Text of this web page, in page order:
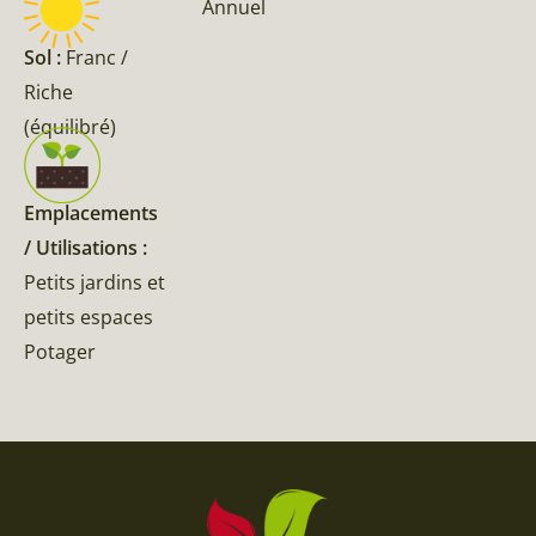
Sol : Franc /
Riche
(équilibré)
Emplacements
/ Utilisations :
Petits jardins et
petits espaces
Potager
Annuel